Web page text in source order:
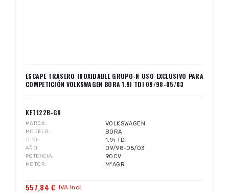
ESCAPE TRASERO INOXIDABLE GRUPO-N USO EXCLUSIVO PARA
COMPETICIÓN VOLKSWAGEN BORA 1.9I TDI 09/98-05/03
KET122B-GN
MARCA VOLKSWAGEN
MODELO BORA
TIPO 1.9i TDI
AÑO 09/98-05/03
POTENCIA 90CV
MOTOR MºAGR
557,84 € IVA incl.